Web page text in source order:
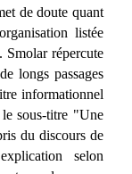
de doute quant
listée
Smolar répercute
longs passages
informationnel
le sous-titre "Une
du discours de
selon